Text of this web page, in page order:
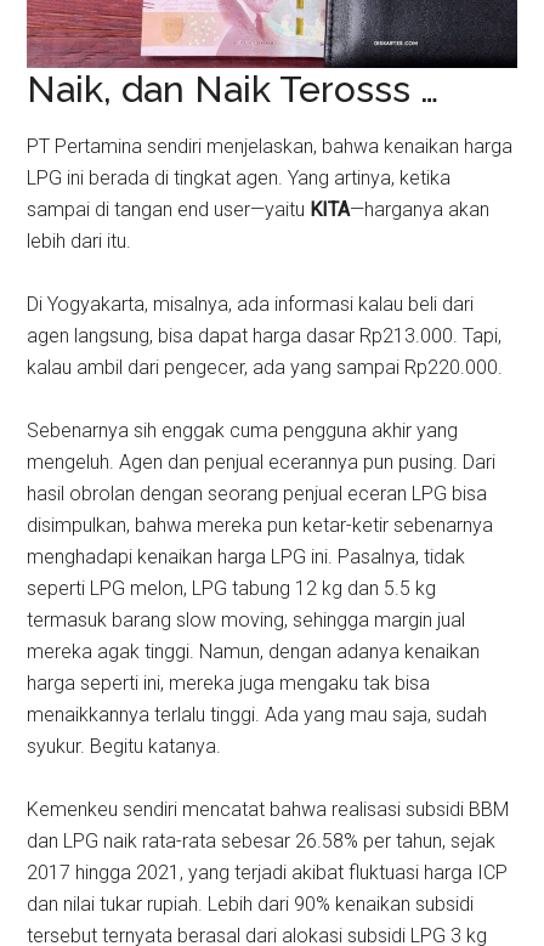
Naik, dan Naik Terosss …
PT Pertamina sendiri menjelaskan, bahwa kenaikan harga
LPG ini berada di tingkat agen. Yang artinya, ketika
sampai di tangan end user—yaitu KITA—harganya akan
lebih dari itu.
Di Yogyakarta, misalnya, ada informasi kalau beli dari
agen langsung, bisa dapat harga dasar Rp213.000. Tapi,
kalau ambil dari pengecer, ada yang sampai Rp220.000.
Sebenarnya sih enggak cuma pengguna akhir yang
mengeluh. Agen dan penjual ecerannya pun pusing. Dari
hasil obrolan dengan seorang penjual eceran LPG bisa
disimpulkan, bahwa mereka pun ketar-ketir sebenarnya
menghadapi kenaikan harga LPG ini. Pasalnya, tidak
seperti LPG melon, LPG tabung 12 kg dan 5.5 kg
termasuk barang slow moving, sehingga margin jual
mereka agak tinggi. Namun, dengan adanya kenaikan
harga seperti ini, mereka juga mengaku tak bisa
menaikkannya terlalu tinggi. Ada yang mau saja, sudah
syukur. Begitu katanya.
Kemenkeu sendiri mencatat bahwa realisasi subsidi BBM
dan LPG naik rata-rata sebesar 26.58% per tahun, sejak
2017 hingga 2021, yang terjadi akibat fluktuasi harga ICP
dan nilai tukar rupiah. Lebih dari 90% kenaikan subsidi
tersebut ternyata berasal dari alokasi subsidi LPG 3 kg